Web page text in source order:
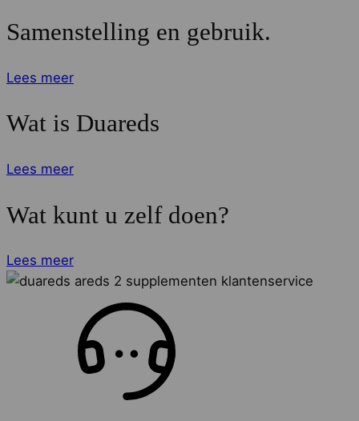
Samenstelling en gebruik.
Lees meer
Wat is Duareds
Lees meer
Wat kunt u zelf doen?
Lees meer